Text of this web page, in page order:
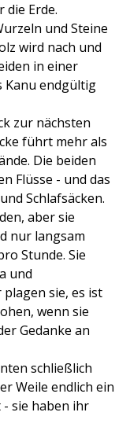
die Erde.
und Steine
wird nach und
in einer
Kanu endgültig
zur nächsten
führt mehr als
Die beiden
Flüsse - und das
Schlafsäcken.
aber sie
nur langsam
Stunde. Sie
und
sie, es ist
wenn sie
Gedanke an
schließlich
Weile endlich ein
sie haben ihr